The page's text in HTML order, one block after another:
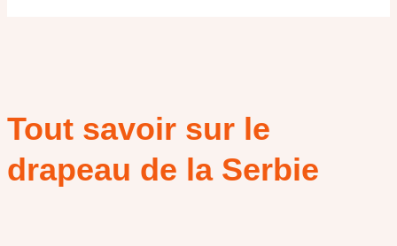
Tout savoir sur le
drapeau de la Serbie